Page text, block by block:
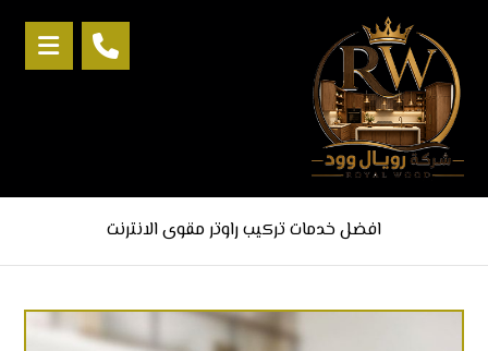
افضل خدمات تركيب راوتر مقوى الانترنت